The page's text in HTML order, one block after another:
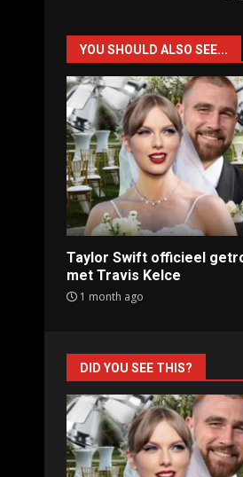
YOU SHOULD ALSO SEE...
Taylor Swift officieel
met Travis Kelce
1 month ago
DID YOU SEE THIS?